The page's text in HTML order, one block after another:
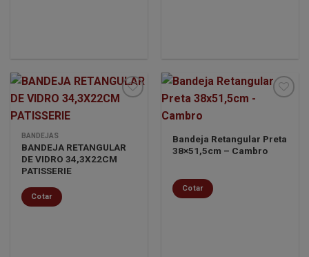
lista de
desejos
BANDEJAS
BANDEJA RETANGULAR
DE VIDRO 34,3X22CM
PATISSERIE
Cotar
lista de
Bandeja Retangular Preta
38×51,5cm – Cambro
Cotar